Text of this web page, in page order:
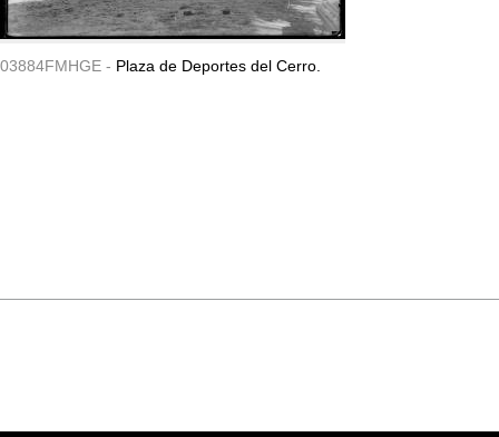
03884FMHGE - Plaza de Deportes del Cerro.